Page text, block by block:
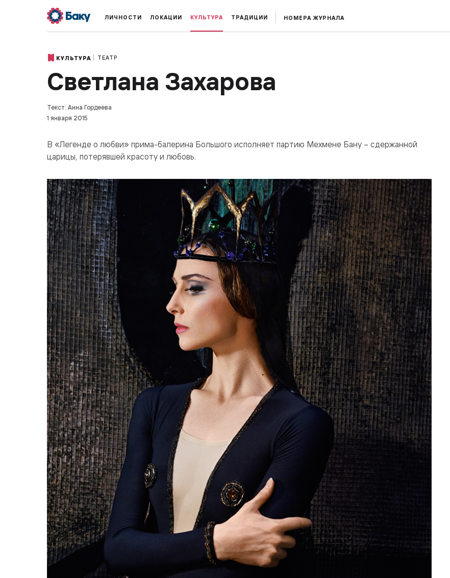
ЛИЧНОСТИ ЛОКАЦИИ КУЛЬТУРА ТРАДИЦИИ НОМЕРА ЖУРНАЛА
КУЛЬТУРА ТЕАТР
Светлана Захарова
Текст: Анна Гордеева
1 января 2015
В «Легенде о любви» прима-балерина Большого исполняет партию Мехмене Бану – сдержанной
царицы, потерявшей красоту и любовь.